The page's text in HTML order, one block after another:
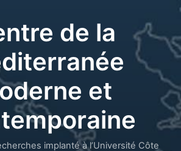
de la
et
implanté à l’Université Côte